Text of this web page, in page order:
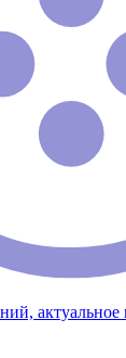
актуальное